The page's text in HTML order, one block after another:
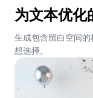
为文本优化
生成包含留白空间
想选择。